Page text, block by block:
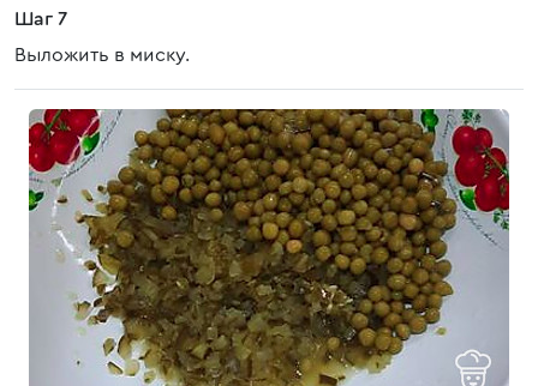
Шаг 7
Выложить в миску.